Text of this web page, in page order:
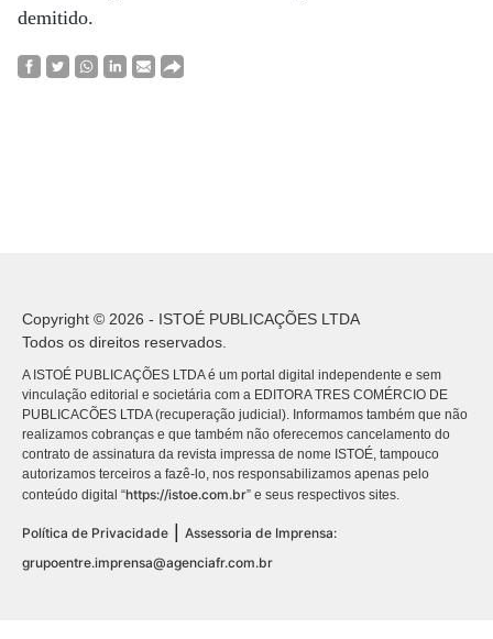
demitido.
Copyright © 2026 - ISTOÉ PUBLICAÇÕES LTDA
Todos os direitos reservados.
A ISTOÉ PUBLICAÇÕES LTDA é um portal digital independente e sem
vinculação editorial e societária com a EDITORA TRES COMÉRCIO DE
PUBLICACÕES LTDA (recuperação judicial). Informamos também que não
realizamos cobranças e que também não oferecemos cancelamento do
contrato de assinatura da revista impressa de nome ISTOÉ, tampouco
autorizamos terceiros a fazê-lo, nos responsabilizamos apenas pelo
conteúdo digital “https://istoe.com.br” e seus respectivos sites.
Política de Privacidade
Assessoria de Imprensa:
grupoentre.imprensa@agenciafr.com.br